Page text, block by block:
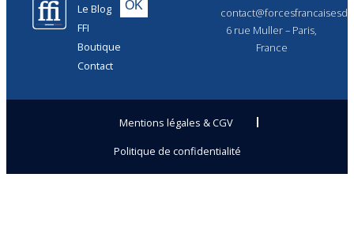
Le Blog
FFI
Boutique
Contact
6 rue Muller – Paris,
France
Mentions légales & CGV
Politique de confidentialité